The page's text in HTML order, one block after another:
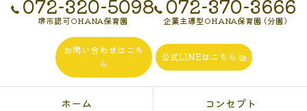
072-320-5098
堺市認可OHANA保育園
072-370-3666
企業主導型OHANA保育園 (分園)
お問い合わせはこち
ら
公式LINEはこちら
ホーム コンセプト